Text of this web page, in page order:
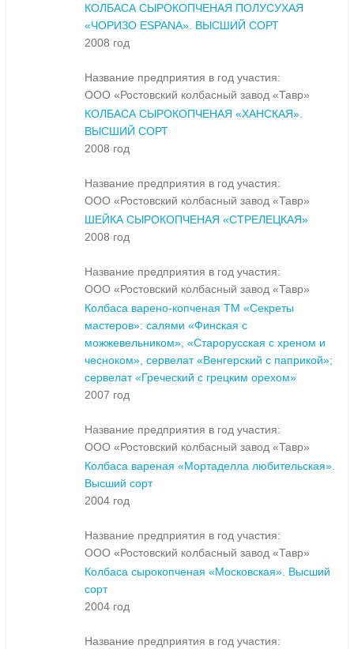
КОЛБАСА СЫРОКОПЧЕНАЯ ПОЛУСУХАЯ
«ЧОРИЗО ESPANA». ВЫСШИЙ СОРТ
2008 год
Название предприятия в год участия:
ООО «Ростовский колбасный завод «Тавр»
КОЛБАСА СЫРОКОПЧЕНАЯ «ХАНСКАЯ».
ВЫСШИЙ СОРТ
2008 год
Название предприятия в год участия:
ООО «Ростовский колбасный завод «Тавр»
ШЕЙКА СЫРОКОПЧЕНАЯ «СТРЕЛЕЦКАЯ»
2008 год
Название предприятия в год участия:
ООО «Ростовский колбасный завод «Тавр»
Колбаса варено-копченая ТМ «Секреты
мастеров»: салями «Финская с
можжевельником», «Старорусская с хреном и
чесноком», сервелат «Венгерский с паприкой»;
сервелат «Греческий с грецким орехом»
2007 год
Название предприятия в год участия:
ООО «Ростовский колбасный завод «Тавр»
Колбаса вареная «Мортаделла любительская».
Высший сорт
2004 год
Название предприятия в год участия:
ООО «Ростовский колбасный завод «Тавр»
Колбаса сырокопченая «Московская». Высший
сорт
2004 год
Название предприятия в год участия: